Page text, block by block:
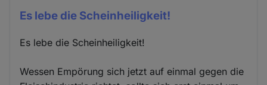
Es lebe die Scheinheiligkeit!
Es lebe die Scheinheiligkeit!
Wessen Empörung sich jetzt auf einmal gegen die